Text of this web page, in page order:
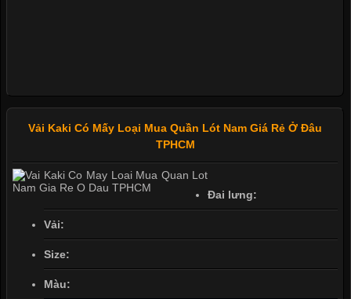
Vải Kaki Có Mấy Loại Mua Quần Lót Nam Giá Rẻ Ở Đâu
TPHCM
Đai lưng:
Vải:
Size:
Màu: